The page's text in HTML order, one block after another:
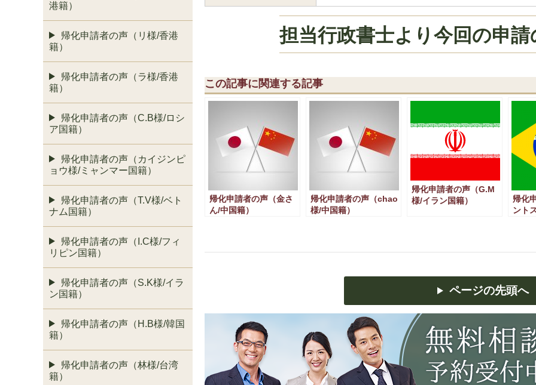
担当行政書士より今回の申
この記事に関連する記事
帰化申請者の声（金さ
ん/中国籍）
帰化申請者の声（chao
様/中国籍）
帰化申請者の声（G.M
様/イラン国籍）
帰化
ント
ページの先頭へ
港籍）
帰化申請者の声（リ様/香港
籍）
帰化申請者の声（ラ様/香港
籍）
帰化申請者の声（C.B様/ロシ
ア国籍）
帰化申請者の声（カイジンピ
ョウ様/ミャンマー国籍）
帰化申請者の声（T.V様/ベト
ナム国籍）
帰化申請者の声（I.C様/フィ
リピン国籍）
帰化申請者の声（S.K様/イラ
ン国籍）
帰化申請者の声（H.B様/韓国
籍）
帰化申請者の声（林様/台湾
籍）